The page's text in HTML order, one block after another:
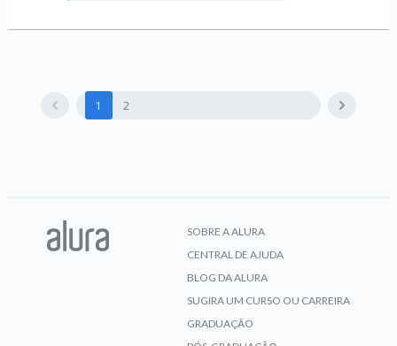
1 2
SOBRE A ALURA
CENTRAL DE AJUDA
BLOG DA ALURA
SUGIRA UM CURSO OU CARREIRA
GRADUAÇÃO